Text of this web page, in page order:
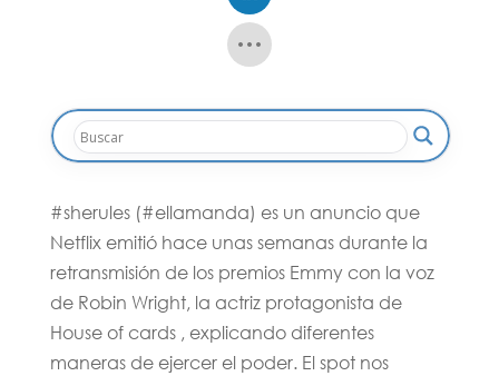
#sherules (#ellamanda) es un anuncio que
Netflix emitió hace unas semanas durante la
retransmisión de los premios Emmy con la voz
de Robin Wright, la actriz protagonista de
House of cards , explicando diferentes
maneras de ejercer el poder. El spot nos